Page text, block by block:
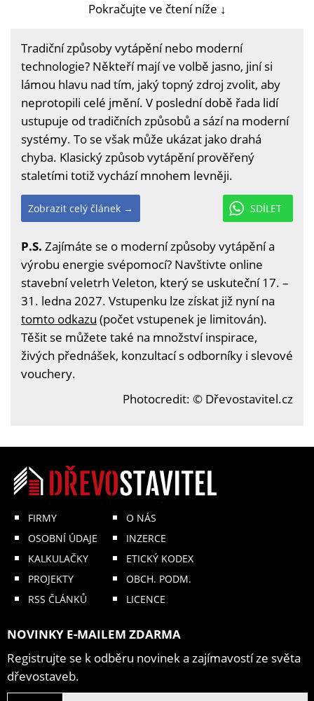
Pokračujte ve čtení níže ↓
Tradiční způsoby vytápění nebo moderní
technologie? Někteří mají ve volbě jasno, jiní si
lámou hlavu nad tím, jaký topný zdroj zvolit, aby
neprotopili celé jmění. V poslední době řada lidí
ustupuje od tradičních způsobů a sází na moderní
systémy. To se však může ukázat jako drahá
chyba. Klasický způsob vytápění prověřený
staletími totiž vychází mnohem levněji.
SDÍLET
Zobrazit celý článek →
P.S. Zajímáte se o moderní způsoby vytápění a
výrobu energie svépomocí? Navštivte online
stavební veletrh Veleton, který se uskuteční 17. –
31. ledna 2027. Vstupenku lze získat již nyní na
tomto odkazu (počet vstupenek je limitován).
Těšit se můžete také na množství inspirace,
živých přednášek, konzultací s odborníky i slevové
vouchery.
Photocredit: © Dřevostavitel.cz
FIRMY
OSOBNÍ ÚDAJE
KALKULAČKY
PROJEKTY
RSS ČLÁNKŮ
O NÁS
INZERCE
ETICKÝ KODEX
OBCH. PODM.
LICENCE
NOVINKY E-MAILEM ZDARMA
Registrujte se k odběru novinek a zajímavostí ze světa
dřevostaveb.